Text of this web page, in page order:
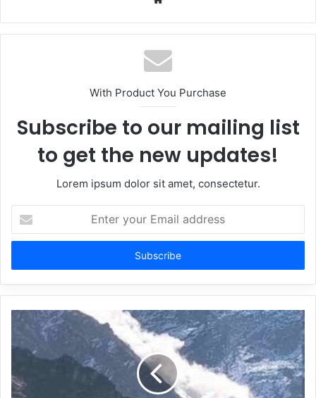
With Product You Purchase
Subscribe to our mailing list
to get the new updates!
Lorem ipsum dolor sit amet, consectetur.
Enter
your
Email